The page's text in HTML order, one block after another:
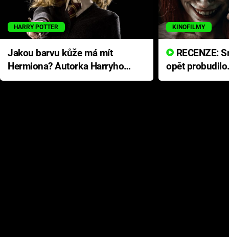
HARRY POTTER
Jakou barvu kůže má mít
Hermiona? Autorka Harryho
Pottera přišla s ráznou
KINOFILMY
opět
přichází s